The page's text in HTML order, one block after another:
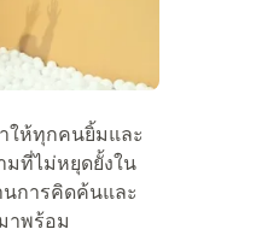
ให้ทุกคนยิ้มและ
มที่ไม่หยุดยั้งใน
การคิดค้นและ
าพร้อม